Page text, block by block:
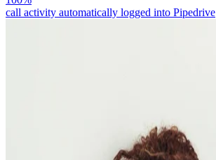
call activity automatically logged into Pipedrive